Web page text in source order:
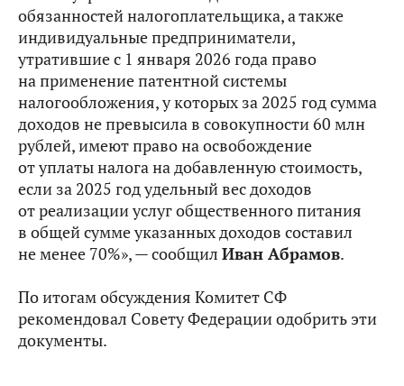
обязанностей налогоплательщика, а также
индивидуальные предприниматели,
утратившие с 1 января 2026 года право
на применение патентной системы
налогообложения, у которых за 2025 год сумма
доходов не превысила в совокупности 60 млн
рублей, имеют право на освобождение
от уплаты налога на добавленную стоимость,
если за 2025 год удельный вес доходов
от реализации услуг общественного питания
в общей сумме указанных доходов составил
не менее 70%», — сообщил Иван Абрамов.
По итогам обсуждения Комитет СФ
рекомендовал Совету Федерации одобрить эти
документы.